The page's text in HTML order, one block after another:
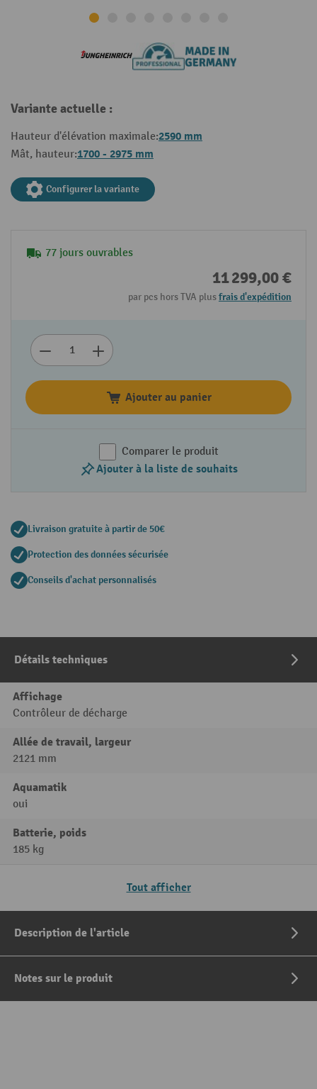
Variante actuelle :
Hauteur d'élévation maximale:2590 mm
Mât, hauteur:1700 - 2975 mm
Configurer la variante
77 jours ouvrables
11 299,00 €
par pcs hors TVA plusfrais d'expédition
Ajouter au panier
Comparer le produit
Ajouter à la liste de souhaits
Livraison gratuite à partir de 50€
Protection des données sécurisée
Conseils d'achat personnalisés
Détails techniques
Affichage
Contrôleur de décharge
Allée de travail, largeur
2121 mm
Aquamatik
oui
Batterie, poids
185 kg
Tout afficher
Description de l'article
Notes sur le produit